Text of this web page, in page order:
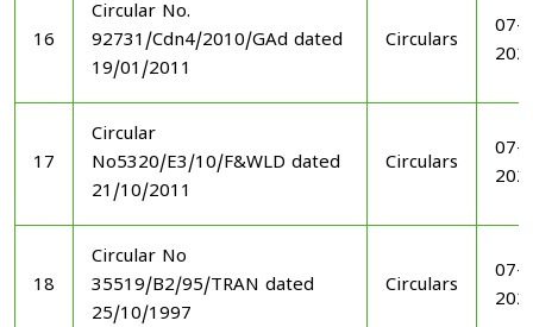
16
Circular No.
92731/Cdn4/2010/GAd dated
19/01/2011
Circulars
07-
17
Circular
No5320/E3/10/F&WLD dated
21/10/2011
Circulars
07-
18
Circular No
35519/B2/95/TRAN dated
25/10/1997
Circulars
07-